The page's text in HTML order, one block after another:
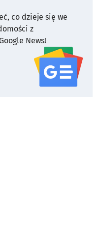
co dzieje się we
z
News!
serwisu